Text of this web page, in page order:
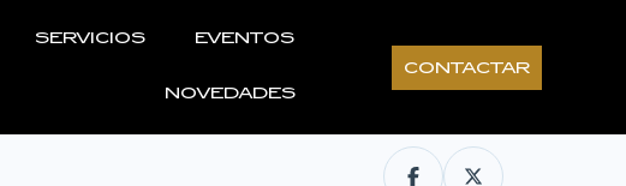
SERVICIOS EVENTOS
NOVEDADES
CONTACTAR